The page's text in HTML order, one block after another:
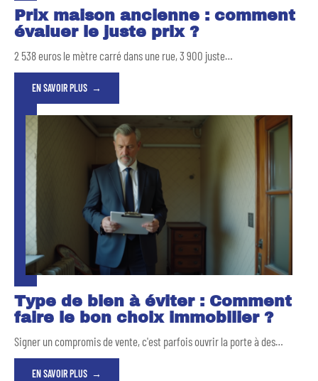
Prix maison ancienne : comment
évaluer le juste prix ?
2 538 euros le mètre carré dans une rue, 3 900 juste…
EN SAVOIR PLUS
Type de bien à éviter : Comment
faire le bon choix immobilier ?
Signer un compromis de vente, c'est parfois ouvrir la porte à des…
EN SAVOIR PLUS